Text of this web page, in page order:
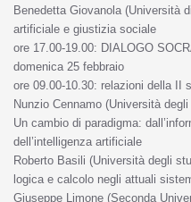
Benedetta Giovanola (Università
artificiale e giustizia sociale
ore 17.00-19.00: DIALOGO
domenica 25 febbraio
ore 09.00-10.30: relazioni della II
Nunzio Cennamo (Università
Un cambio di paradigma:
dell’intelligenza artificiale
Roberto Basili (Università degli
logica e calcolo negli attuali
Giuseppe Limone (Seconda